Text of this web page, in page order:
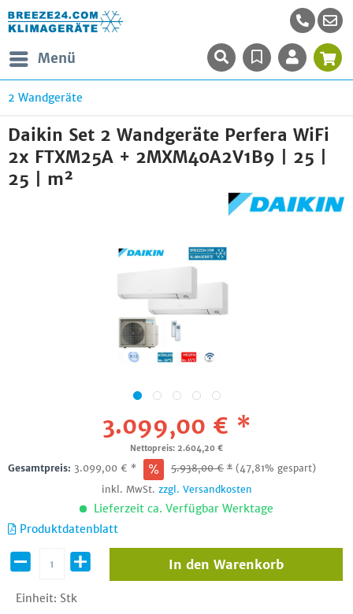
Menü
2 Wandgeräte
Daikin Set 2 Wandgeräte Perfera WiFi
2x FTXM25A + 2MXM40A2V1B9 | 25 |
25 | m²
3.099,00 € *
Nettopreis: 2.604,20 €
Gesamtpreis: 3.099,00 € * 5.938,00€ * (47,81% gespart)
inkl. MwSt. zzgl. Versandkosten
Lieferzeit ca. Verfügbar Werktage
Produktdatenblatt
Einheit: Stk
In den Warenkorb